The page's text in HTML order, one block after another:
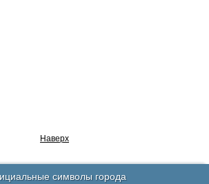
Наверх
символы города